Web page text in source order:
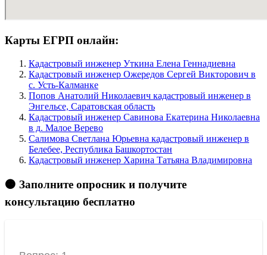
Карты ЕГРП онлайн:
Кадастровый инженер Уткина Елена Геннадиевна
Кадастровый инженер Ожередов Сергей Викторович в
c. Усть-Калманке
Попов Анатолий Николаевич кадастровый инженер в
Энгельсе, Саратовская область
Кадастровый инженер Савинова Екатерина Николаевна
в д. Малое Верево
Салимова Светлана Юрьевна кадастровый инженер в
Белебее, Республика Башкортостан
Кадастровый инженер Харина Татьяна Владимировна
🟠 Заполните опросник и получите
консультацию бесплатно